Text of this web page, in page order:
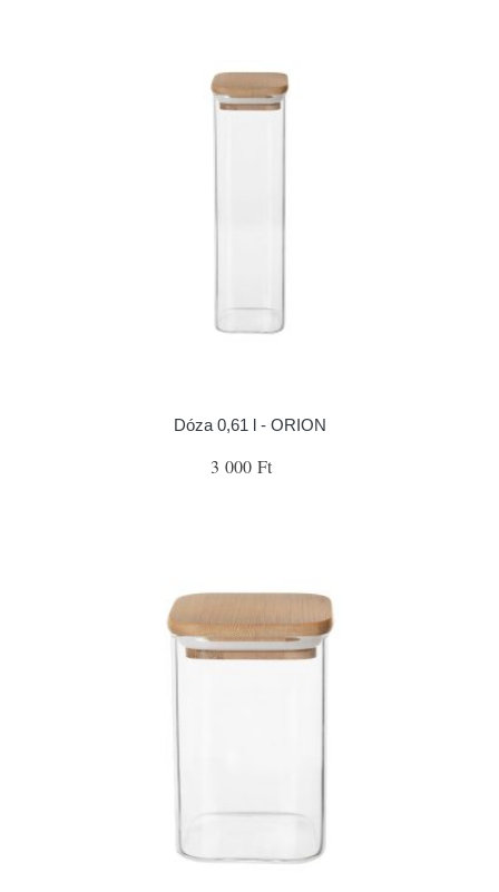
Dóza 0,61 l - ORION
3 000 Ft